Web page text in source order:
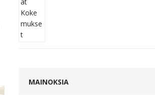
MAINOKSIA